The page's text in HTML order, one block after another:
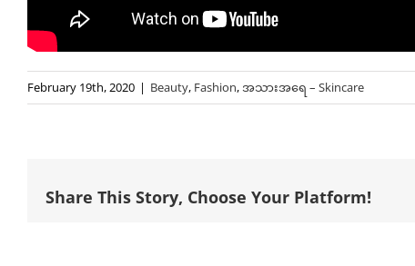
February 19th, 2020 | Beauty, Fashion,အသားအရေ – Skincare
Share This Story, Choose Your Platform!